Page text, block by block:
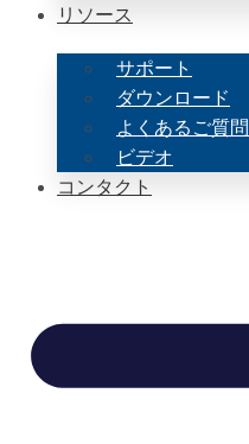
リソース
サポート
ダウンロード
よくあるご質問
ビデオ
コンタクト